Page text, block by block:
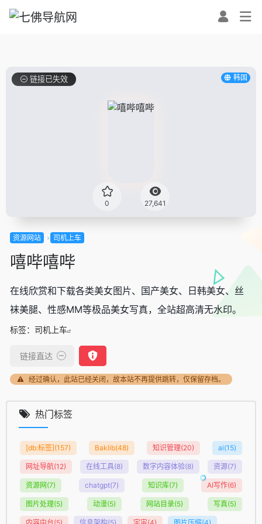
韩国
0 27,641
链接已失效
资源网站 司机上车
嘻哔嘻哔
在线欣赏和下载各类美女图片、国产美女、日韩美女、丝
袜美腿、性感MM等极品美女写真，全站超高清无水印。
标签： 司机上车
链接直达
经过确认，此站已经关闭，故本站不再提供跳转，仅保留存档。
热门标签
[db:标签](157) Baklib(48) 知识管理(20) ai(15)
网址导航(12) 在线工具(8) 数字内容体验(8) 资源(7)
资源网 (7) chatgpt(7) 知识库(7) AI写作(6)
图片处理(5) 动漫(5) 网站目录(5) 写真(5)